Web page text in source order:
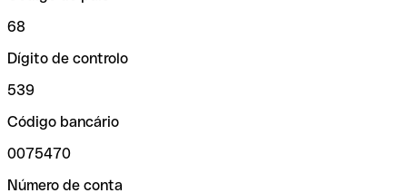
68
Dígito de controlo
539
Código bancário
0075470
Número de conta